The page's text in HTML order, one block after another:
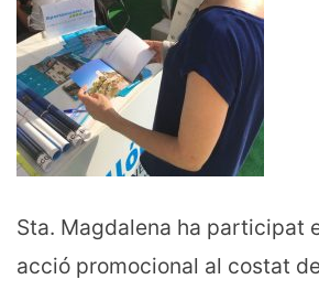
Sta. Magdalena ha participat
acció promocional al costat